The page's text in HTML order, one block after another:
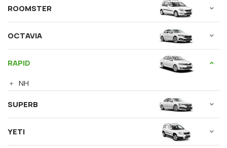
ROOMSTER
OCTAVIA
RAPID
NH
SUPERB
YETI